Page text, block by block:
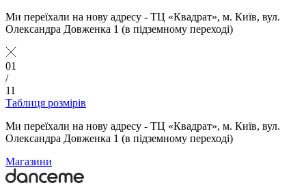
Ми переїхали на нову адресу - ТЦ «Квадрат», м. Київ, вул.
Олександра Довженка 1 (в підземному переході)
01
/
11
Таблиця розмірів
Ми переїхали на нову адресу - ТЦ «Квадрат», м. Київ, вул.
Олександра Довженка 1 (в підземному переході)
Магазини